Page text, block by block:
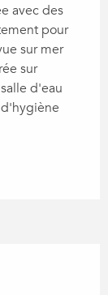
avec des
pour
sur mer
sur
d'eau